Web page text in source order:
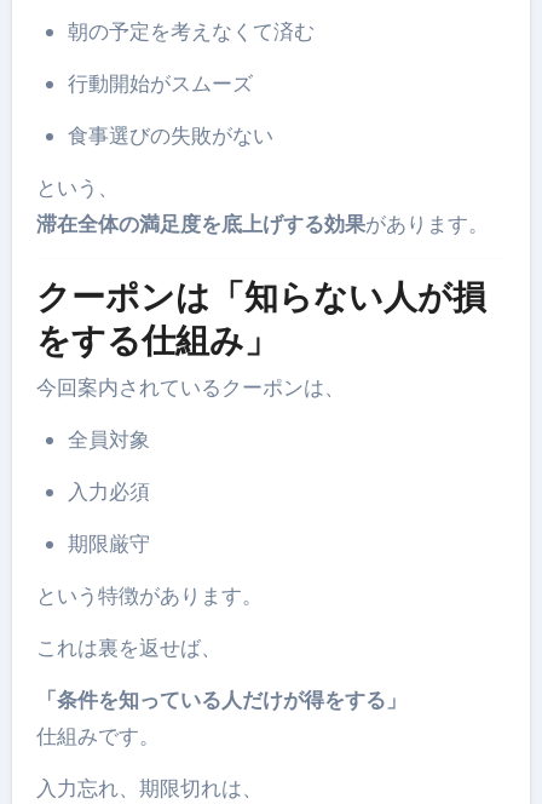
朝の予定を考えなくて済む
行動開始がスムーズ
食事選びの失敗がない
という、
滞在全体の満足度を底上げする効果があります。
クーポンは「知らない人が損
をする仕組み」
今回案内されているクーポンは、
全員対象
入力必須
期限厳守
という特徴があります。
これは裏を返せば、
「条件を知っている人だけが得をする」
仕組みです。
入力忘れ、期限切れは、